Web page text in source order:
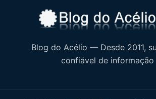
Blog do Acélio — Desde 2011,
confiável de informação